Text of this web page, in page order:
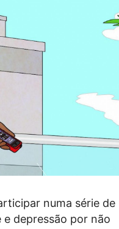
numa série de
e depressão por não